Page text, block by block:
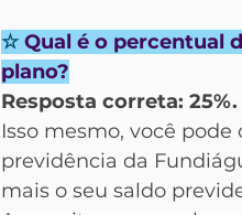
☆ Qual é o percentual
plano?
Resposta correta: 25%.
Isso mesmo, você
previdência da
mais o seu saldo